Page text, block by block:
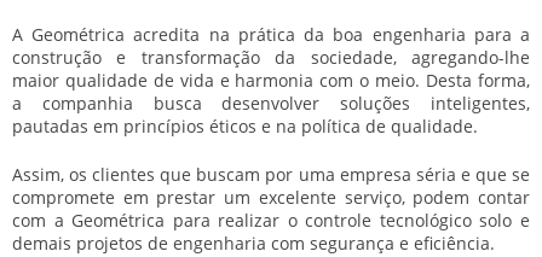
A Geométrica acredita na prática da boa engenharia para a
construção e transformação da sociedade, agregando-lhe
maior qualidade de vida e harmonia com o meio. Desta forma,
a companhia busca desenvolver soluções inteligentes,
pautadas em princípios éticos e na política de qualidade.
Assim, os clientes que buscam por uma empresa séria e que se
compromete em prestar um excelente serviço, podem contar
com a Geométrica para realizar ocontrole tecnológico solo e
demais projetos de engenharia com segurança e eficiência.